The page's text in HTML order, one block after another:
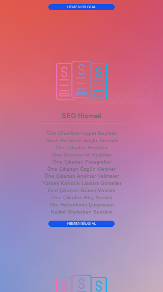
HEMEN BİLGİ AL
SEO Hizmeti
Tüm Cihazlara Uygun Sayfalar
Trend Renklerle Sayfa Tasarımı
Öne Çıkartan Başlıklar
Öne Çıkartan Alt Başlıklar
Öne Çıkartan Paragraflar
Öne Çıkartan Özgün Metinler
Öne Çıkartan Anahtar Kelimeler
Yüksek Kalitede Lisanslı Görseller
Öne Çıkartan Görsel Metinler
Öne Çıkartan Blog Yazıları
Site Hızlandırma Çalışmaları
Kaliteli Sitelerden Backlink
HEMEN BİLGİ AL